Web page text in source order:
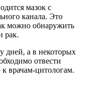
мазок с
канала. Это
можно обнаружить
рак.
дней, а в некоторых
отвести
врачам-цитологам.